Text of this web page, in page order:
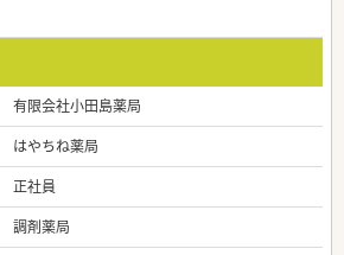
有限会社小田島薬局
はやちね薬局
正社員
調剤薬局